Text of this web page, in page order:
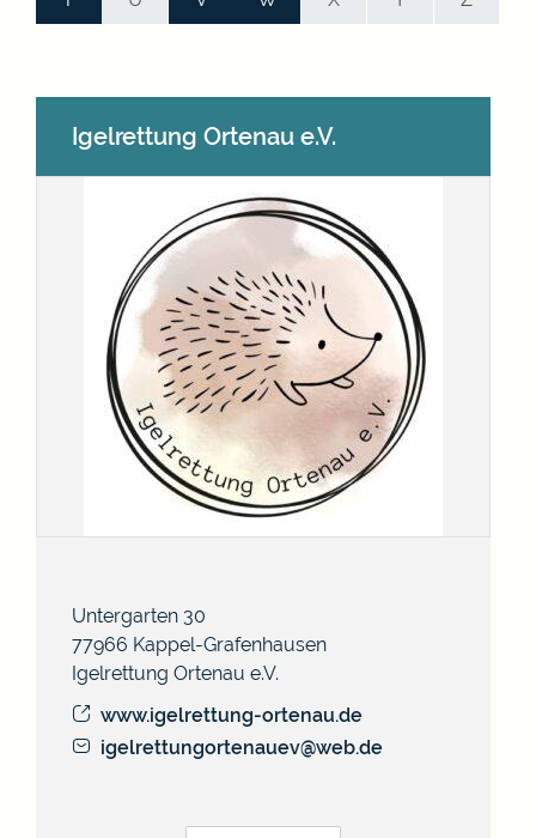
Igelrettung Ortenau e.V.
Igelrettung Ortenau e.V.
Untergarten 30
77966 Kappel-Grafenhausen
www.igelrettung-ortenau.de
igelrettungortenauev@web.de